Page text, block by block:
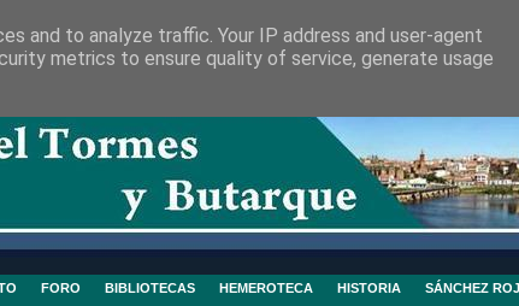
FORO BIBLIOTECAS HEMEROTECA HISTORIA
SÁNCHEZ
and to analyze traffic. Your IP address and user-agent
metrics to ensure quality of service, generate usage